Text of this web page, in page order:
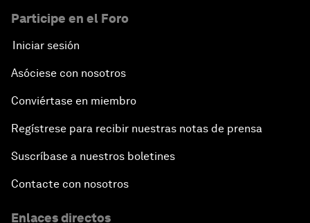
Participe en el Foro
Iniciar sesión
Asóciese con nosotros
Conviértase en miembro
Regístrese para recibir nuestras notas de prensa
Suscríbase a nuestros boletines
Contacte con nosotros
Enlaces directos